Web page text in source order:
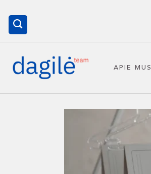
content
APIE MUS